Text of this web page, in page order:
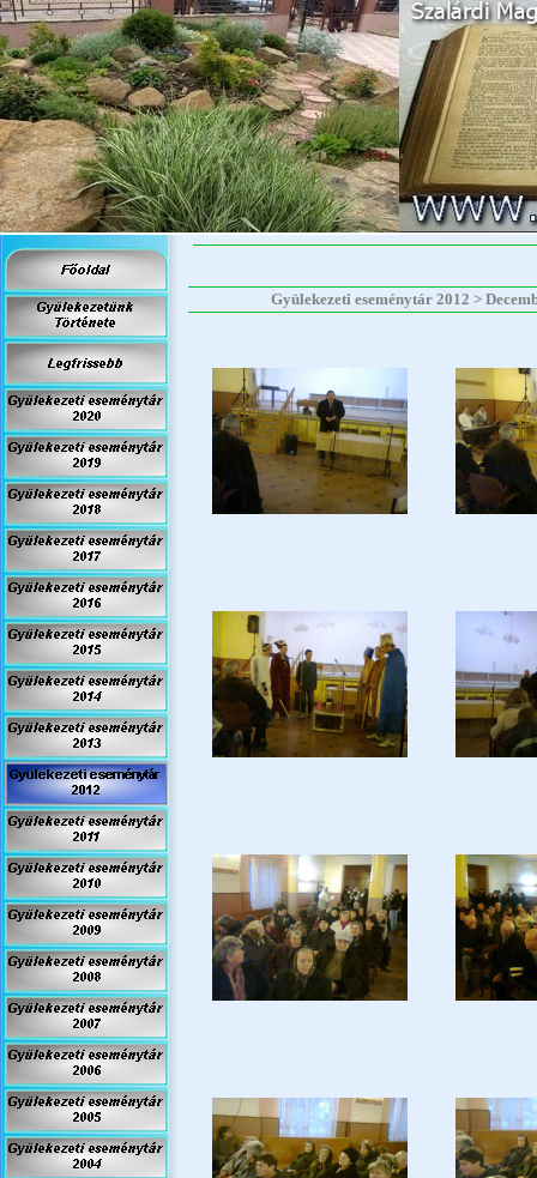
Gyülekezeti eseménytár 2012 >